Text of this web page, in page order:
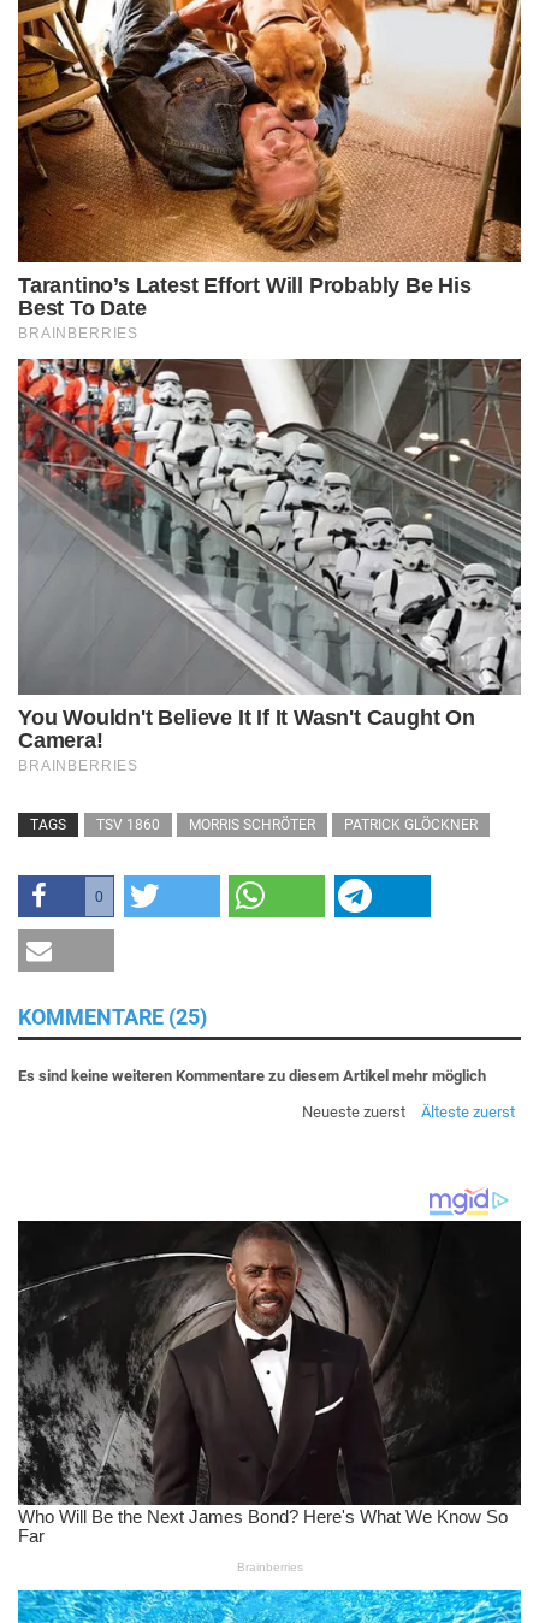
TAGS TSV 1860 MORRIS SCHRÖTER PATRICK GLÖCKNER
0
KOMMENTARE (25)
Es sind keine weiteren Kommentare zu diesem Artikel mehr möglich
Neueste zuerst
Älteste zuerst